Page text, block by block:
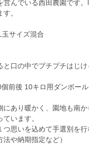
んでいる西田農園です
。
サイズ混合
口の中でプチプチはじけ
後 10キロ用ダンボ
あり暖かく、園地も南
います。
思いを込めて手選別を行
や納期指定など）